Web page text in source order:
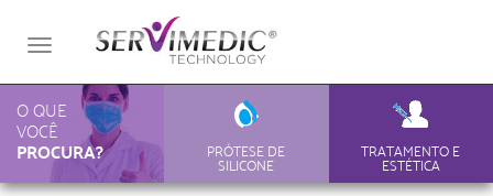
Toggle
O QUE
VOCÊ
PROCURA?
PRÓTESE DE
SILICONE
TRATAMENTO E
ESTÉTICA